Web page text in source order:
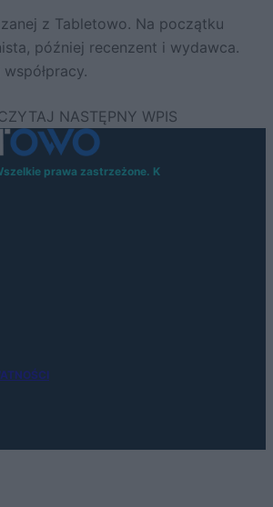
z Tabletowo. Na początku
później recenzent i wydawca.
prawa zastrzeżone. K